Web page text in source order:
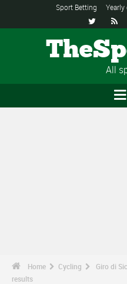
Sport Betting Yearly
 
All
Home Cycling
Giro di
results